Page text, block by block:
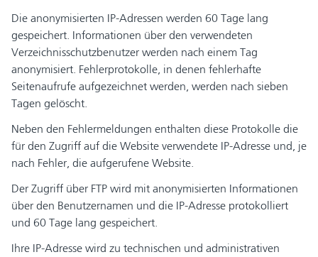
Die anonymisierten IP-Adressen werden 60 Tage lang
gespeichert. Informationen über den verwendeten
Verzeichnisschutzbenutzer werden nach einem Tag
anonymisiert. Fehlerprotokolle, in denen fehlerhafte
Seitenaufrufe aufgezeichnet werden, werden nach sieben
Tagen gelöscht.
Neben den Fehlermeldungen enthalten diese Protokolle die
für den Zugriff auf die Website verwendete IP-Adresse und, je
nach Fehler, die aufgerufene Website.
Der Zugriff über FTP wird mit anonymisierten Informationen
über den Benutzernamen und die IP-Adresse protokolliert
und 60 Tage lang gespeichert.
Ihre IP-Adresse wird zu technischen und administrativen